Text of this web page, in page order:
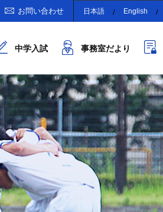
お問い合わせ 日本語 English
中学入試 事務室だより